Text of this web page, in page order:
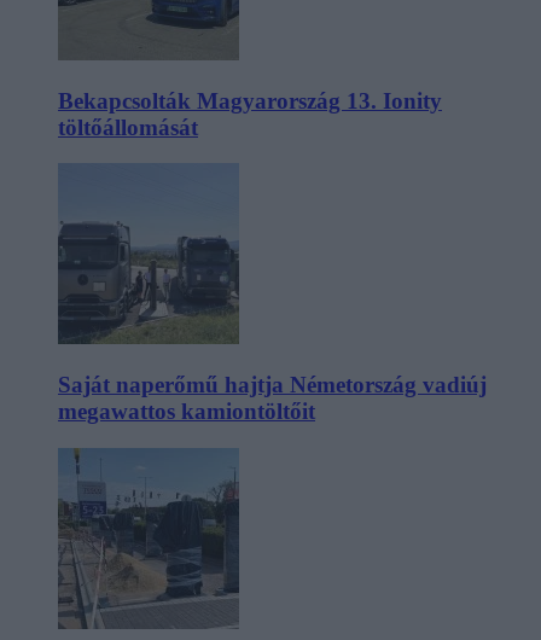
Bekapcsolták Magyarország 13. Ionity
töltőállomását
Saját naperőmű hajtja Németország vadiúj
megawattos kamiontöltőit